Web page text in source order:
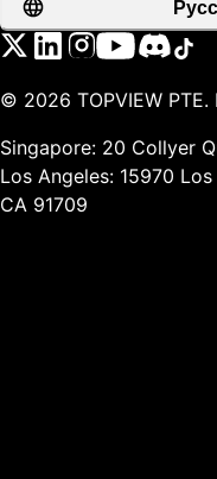
© 2026 TOPVIEW PTE.
Singapore: 20 Collyer
Los Angeles: 15970
CA 91709